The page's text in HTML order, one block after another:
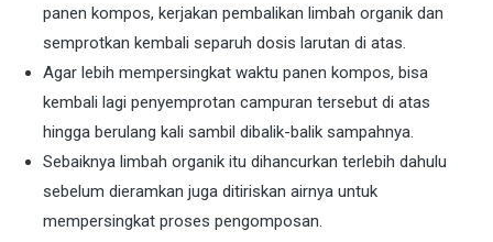
panen kompos, kerjakan pembalikan limbah organik dan
semprotkan kembali separuh dosis larutan di atas.
Agar lebih mempersingkat waktu panen kompos, bisa
kembali lagi penyemprotan campuran tersebut di atas
hingga berulang kali sambil dibalik-balik sampahnya.
Sebaiknya limbah organik itu dihancurkan terlebih dahulu
sebelum dieramkan juga ditiriskan airnya untuk
mempersingkat proses pengomposan.